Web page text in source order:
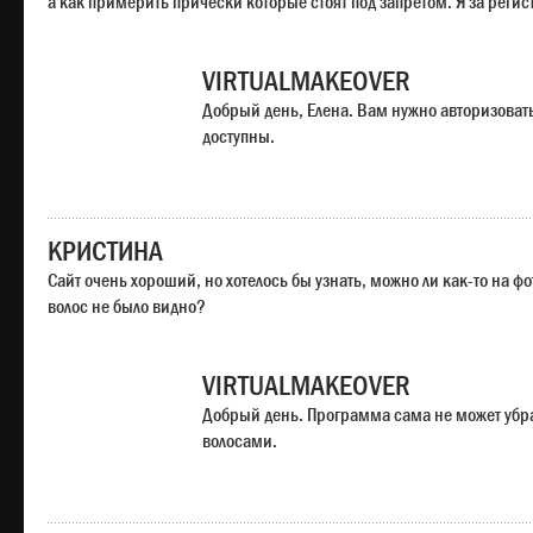
VIRTUALMAKEOVER
Добрый день, Елена. Вам нужно
доступны.
КРИСТИНА
Сайт очень хороший, но хотелось бы узнать, можно ли как-то на
волос не было видно?
VIRTUALMAKEOVER
Добрый день. Программа сама не может
волосами.